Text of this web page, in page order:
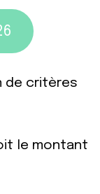
de critères
le montant